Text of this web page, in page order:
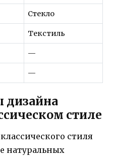
Стекло
Текстиль
—
—
дизайна
стиле
стиля
натуральных